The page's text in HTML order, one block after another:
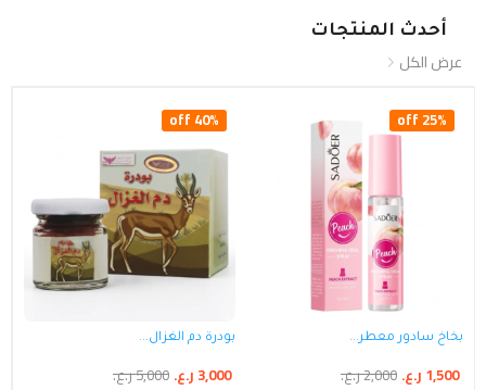
أحدث المنتجات
عرض الكل
25% off
بخاخ سادور معطر...
2,000ر.ع. 1,500 ر.ع.
40% off
بودرة دم الغزال...
5,000ر.ع. 3,000 ر.ع.